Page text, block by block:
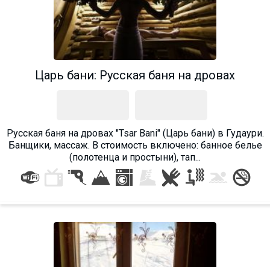
Царь бани: Русская баня на дровах
Русская баня на дровах "Tsar Bani" (Царь бани) в Гудаури.
Банщики, массаж. В стоимость включено: банное белье
(полотенца и простыни), тап...